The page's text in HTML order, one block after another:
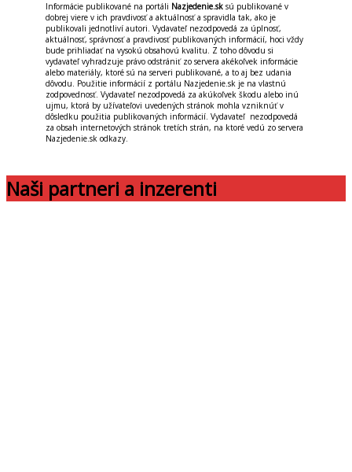
Informácie publikované na portáli Nazjedenie.sk sú publikované v
dobrej viere v ich pravdivosť a aktuálnosť a spravidla tak, ako je
publikovali jednotliví autori. Vydavateľ nezodpovedá za úplnosť,
aktuálnosť, správnosť a pravdivosť publikovaných informácií, hoci vždy
bude prihliadať na vysokú obsahovú kvalitu. Z toho dôvodu si
vydavateľ vyhradzuje právo odstrániť zo servera akékoľvek informácie
alebo materiály, ktoré sú na serveri publikované, a to aj bez udania
dôvodu. Použitie informácií z portálu Nazjedenie.sk je na vlastnú
zodpovednosť. Vydavateľ nezodpovedá za akúkoľvek škodu alebo inú
ujmu, ktorá by užívateľovi uvedených stránok mohla vzniknúť v
dôsledku použitia publikovaných informácií. Vydavateľ nezodpovedá
za obsah internetových stránok tretích strán, na ktoré vedú zo servera
Nazjedenie.sk odkazy.
Naši partneri a inzerenti